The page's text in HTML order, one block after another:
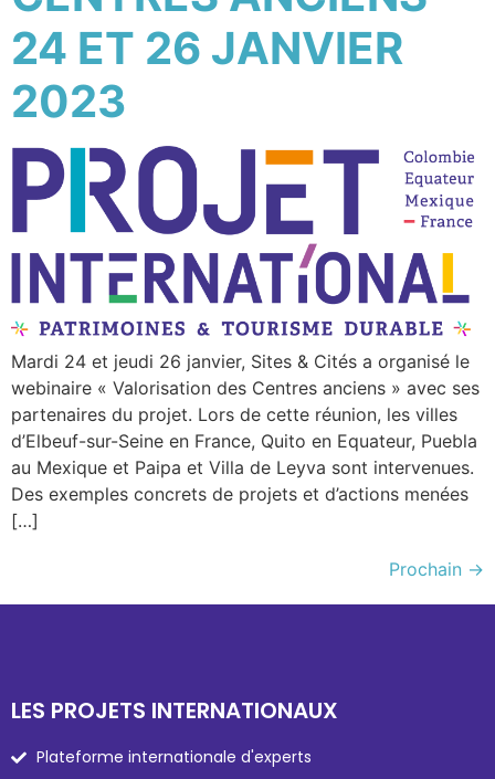
24 ET 26 JANVIER
2023
Mardi 24 et jeudi 26 janvier, Sites & Cités a organisé le
webinaire « Valorisation des Centres anciens » avec ses
partenaires du projet. Lors de cette réunion, les villes
d’Elbeuf-sur-Seine en France, Quito en Equateur, Puebla
au Mexique et Paipa et Villa de Leyva sont intervenues.
Des exemples concrets de projets et d’actions menées
[…]
Prochain →